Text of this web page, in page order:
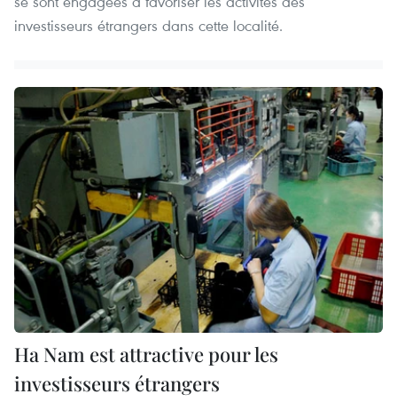
investisseurs étrangers dans cette localité.
Ha Nam est attractive pour les
investisseurs étrangers